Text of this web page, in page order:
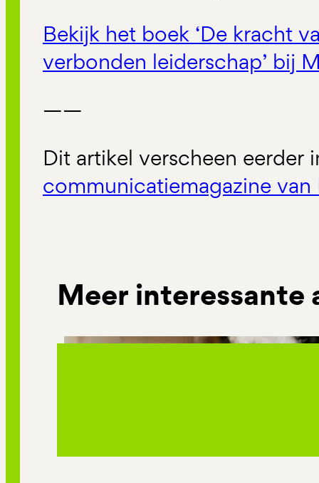
Bekijk het boek ‘De kracht
verbonden leiderschap’ bij
——
Dit artikel verscheen eerder
communicatiemagazine van
Meer interessante